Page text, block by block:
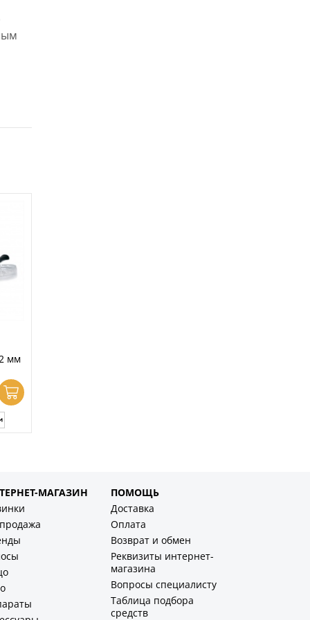
мм
МАГАЗИН
ПОМОЩЬ
Доставка
Оплата
Возврат и обмен
Реквизиты интернет-
магазина
Вопросы специалисту
Таблица подбора
средств